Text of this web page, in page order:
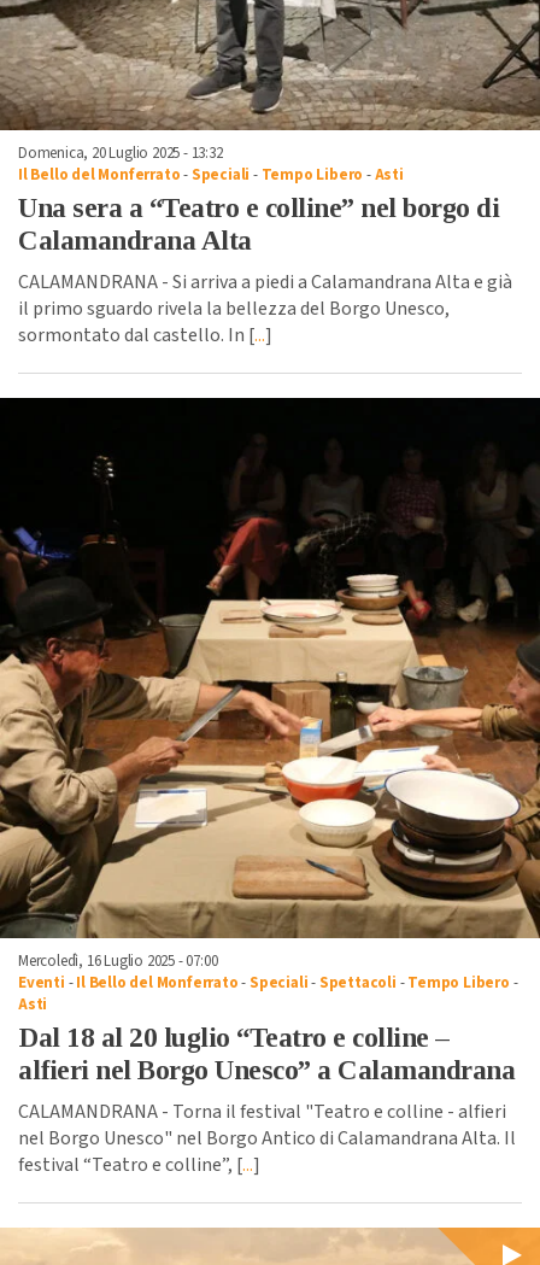
Domenica, 20 Luglio 2025 - 13:32
Il Bello del Monferrato-Speciali - Tempo Libero -Asti
Una sera a “Teatro e colline” nel borgo di
Calamandrana Alta
CALAMANDRANA - Si arriva a piedi a Calamandrana Alta e già
il primo sguardo rivela la bellezza del Borgo Unesco,
sormontato dal castello. In [...]
Mercoledì, 16 Luglio 2025 - 07:00
Eventi -Il Bello del Monferrato-Speciali-Spettacoli -Tempo Libero -
Asti
Dal 18 al 20 luglio “Teatro e colline –
alfieri nel Borgo Unesco” a Calamandrana
CALAMANDRANA - Torna il festival "Teatro e colline - alfieri
nel Borgo Unesco" nel Borgo Antico di Calamandrana Alta. Il
festival “Teatro e colline”, [...]